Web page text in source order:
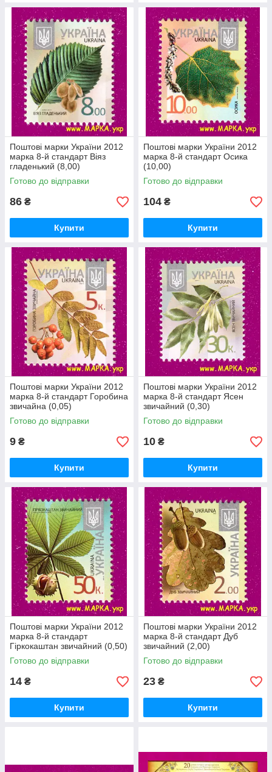
Поштові марки України 2012
марка 8-й стандарт Віяз
гладенький (8,00)
Готово до відправки
86 ₴
Купити
Поштові марки України 2012
марка 8-й стандарт Осика
(10,00)
Готово до відправки
104 ₴
Купити
Поштові марки України 2012
марка 8-й стандарт Горобина
звичайна (0,05)
Готово до відправки
9 ₴
Купити
Поштові марки України 2012
марка 8-й стандарт Ясен
звичайний (0,30)
Готово до відправки
10 ₴
Купити
Поштові марки України 2012
марка 8-й стандарт
Гіркокаштан звичайний (0,50)
Готово до відправки
14 ₴
Купити
Поштові марки України 2012
марка 8-й стандарт Дуб
звичайний (2,00)
Готово до відправки
23 ₴
Купити